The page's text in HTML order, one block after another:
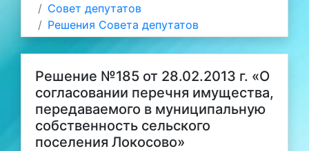
Совет депутатов
Решения Совета депутатов
Решение №185 от 28.02.2013 г. «О
согласовании перечня имущества,
передаваемого в муниципальную
собственность сельского
поселения Локосово»